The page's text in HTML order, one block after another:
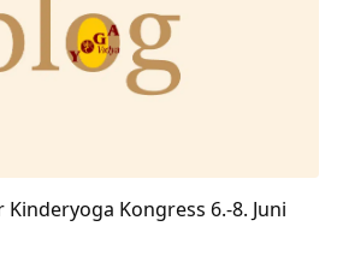
Kongress 6.-8. Juni